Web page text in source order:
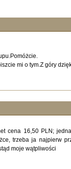
mi o tym.Z góry
cena 16,50 PLN;
trzeba ja najpierw
moje wątpliwości